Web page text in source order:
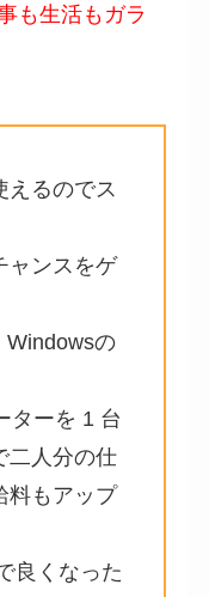
も生活もガラ
えるのでス
ャンスをゲ
Windowsの
ターを 1 台
二人分の仕
料もアップ
良くなった